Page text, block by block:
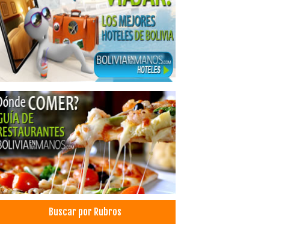
Buscar por Rubros